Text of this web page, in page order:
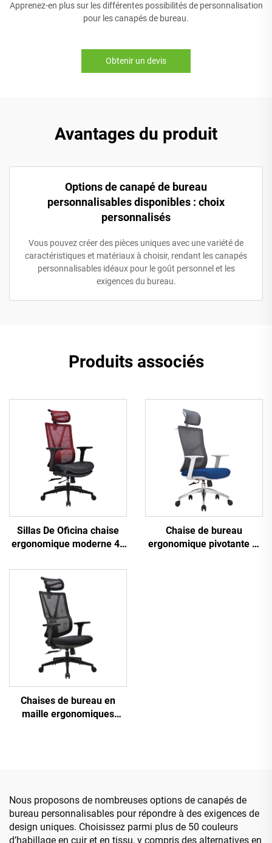
Apprenez-en plus sur les différentes possibilités de personnalisation
pour les canapés de bureau.
Obtenir un devis
Avantages du produit
Options de canapé de bureau
personnalisables disponibles : choix
personnalisés
Vous pouvez créer des pièces uniques avec une variété de
caractéristiques et matériaux à choisir, rendant les canapés
personnalisables idéaux pour le goût personnel et les
exigences du bureau.
Produits associés
Sillas De Oficina chaise
ergonomique moderne 4d
noir maille ergonomique
bureau exécutif Cadeira
De Escritorio
Chaise de bureau
ergonomique pivotante et
Chaises de bureau en
maille ergonomiques
Nous proposons de nombreuses options de canapés de
bureau personnalisables pour répondre à des exigences de
design uniques. Choisissez parmi plus de 50 couleurs
d’habillage en cuir et en tissu, y compris des alternatives en